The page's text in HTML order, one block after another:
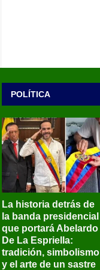
POLÍTICA
La historia detrás de
la banda presidencial
que portará Abelardo
De La Espriella:
tradición, simbolismo
y el arte de un sastre